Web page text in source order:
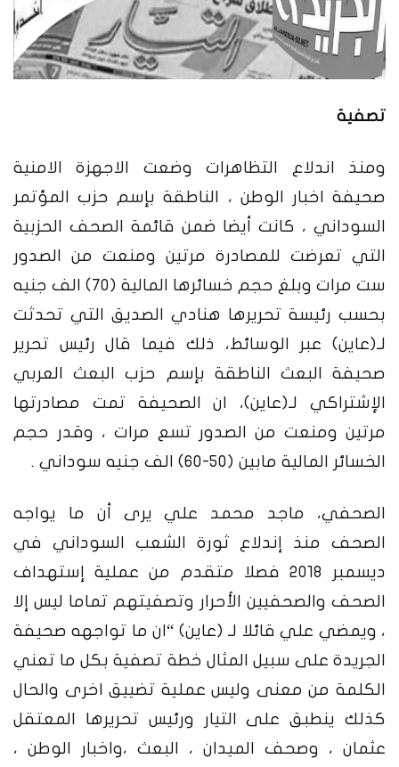
تصفية
ومنذ اندلاع التظاهرات وضعت الاجهزة الامنية
صحيفة اخبار الوطن ، الناطقة بإسم حزب المؤتمر
السوداني ، كانت أيضا ضمن قائمة الصحف الحزبية
التي تعرضت للمصادرة مرتين ومنعت من الصدور
ست مرات وبلغ حجم خسائرها المالية (70) الف جنيه
بحسب رئيسة تحريرها هنادي الصديق التي تحدثت
لـ(عاين) عبر الوسائط، ذلك فيما قال رئيس تحرير
صحيفة البعث الناطقة بإسم حزب البعث العربي
الإشتراكي لـ(عاين)، ان الصحيفة تمت مصادرتها
مرتين ومنعت من الصدور تسع مرات ، وقدر حجم
الخسائر المالية مابين (50-60) الف جنيه سوداني .
الصحفي، ماجد محمد علي يرى أن ما يواجه
الصحف منذ إندلاع ثورة الشعب السوداني في
ديسمبر 2018 فصلا متقدم من عملية إستهداف
الصحف والصحفيين الأحرار وتصفيتهم تماما ليس إلا
، ويمضي علي قائلا لـ (عاين) “ان ما تواجهه صحيفة
الجريدة على سبيل المثال خطة تصفية بكل ما تعني
الكلمة من معنى وليس عملية تضييق اخرى والحال
كذلك ينطبق على التيار ورئيس تحريرها المعتقل
عثمان ، وصحف الميدان ، البعث ،واخبار الوطن ،